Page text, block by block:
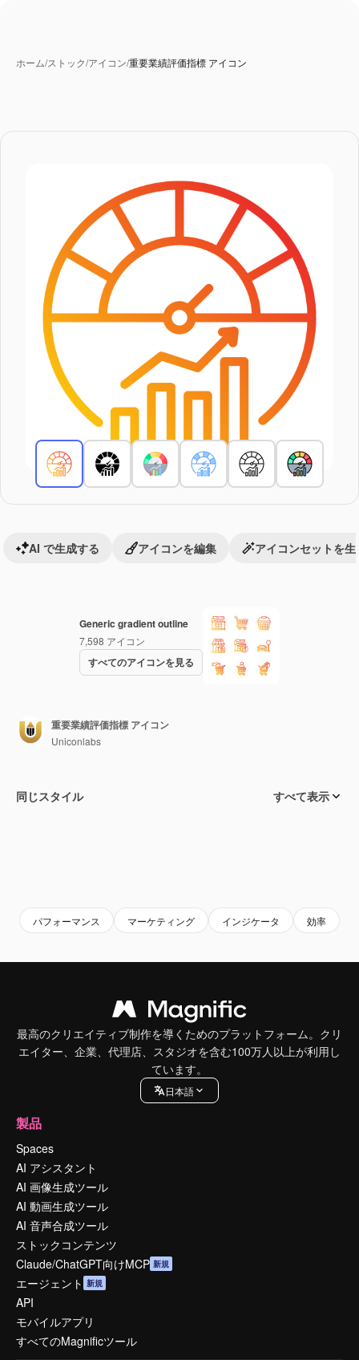
ホーム/ストック/アイコン/重要業績評価指標 アイコン
Generic gradient outline
7,598 アイコン
すべてのアイコンを見る
AI で生成する アイコンを編集 アイコンセットを生
重要業績評価指標 アイコン
Uniconlabs
同じスタイル すべて表示
パフォーマンス マーケティング インジケータ 効率
最高のクリエイティブ制作を導くためのプラットフォーム。クリ
エイター、企業、代理店、スタジオを含む100万人以上が利用し
ています。
日本語
製品
Spaces
AI アシスタント
AI 画像生成ツール
AI 動画生成ツール
AI 音声合成ツール
ストックコンテンツ
Claude/ChatGPT向けMCP 新規
エージェント 新規
API
モバイルアプリ
すべてのMagnificツール